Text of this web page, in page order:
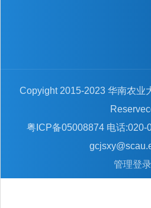
Copyight 2015-2023 华南农业
粤ICP备05008874 电话:020-
管理登录